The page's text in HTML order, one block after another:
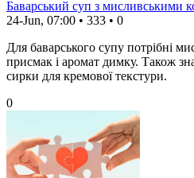
Баварський суп з мисливськими
24-Jun, 07:00 • 333 • 0
Для баварського супу потрібні
присмак і аромат димку. Також
сирки для кремової текстури.
0